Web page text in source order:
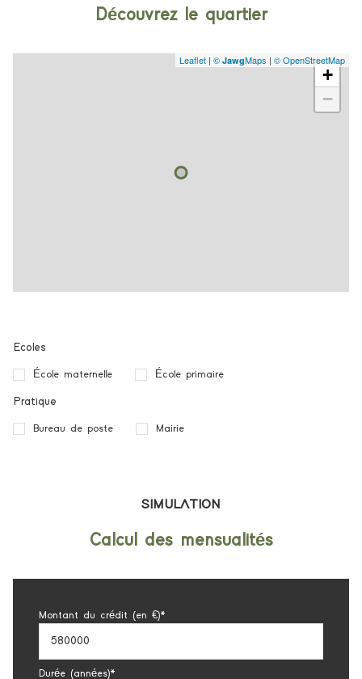
accès handicapé
Découvrez le quartier
+
−
Leaflet | © JawgMaps | © OpenStreetMap
Ecoles
École maternelle École primaire
Pratique
Bureau de poste Mairie
SIMULATION
Calcul des mensualités
Montant du crédit (en €)*
Durée (années)*